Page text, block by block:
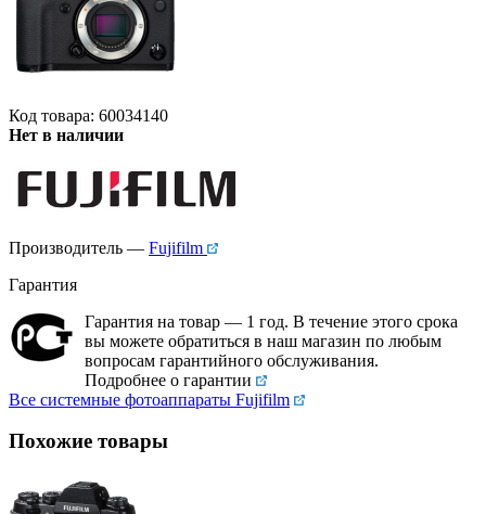
Код товара: 60034140
Нет в наличии
Производитель — Fujifilm
Гарантия
Гарантия на товар — 1 год. В течение этого срока
вы можете обратиться в наш магазин по любым
вопросам гарантийного обслуживания.
Подробнее о гарантии
Все системные фотоаппараты Fujifilm
Похожие товары